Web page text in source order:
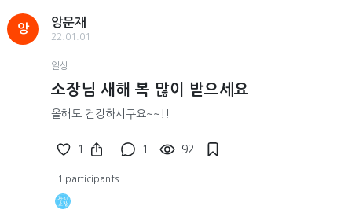
앙
앙문재
22.01.01
일상
소장님 새해 복 많이 받으세요
올해도 건강하시구요~~!!
1 1 92
1 participants